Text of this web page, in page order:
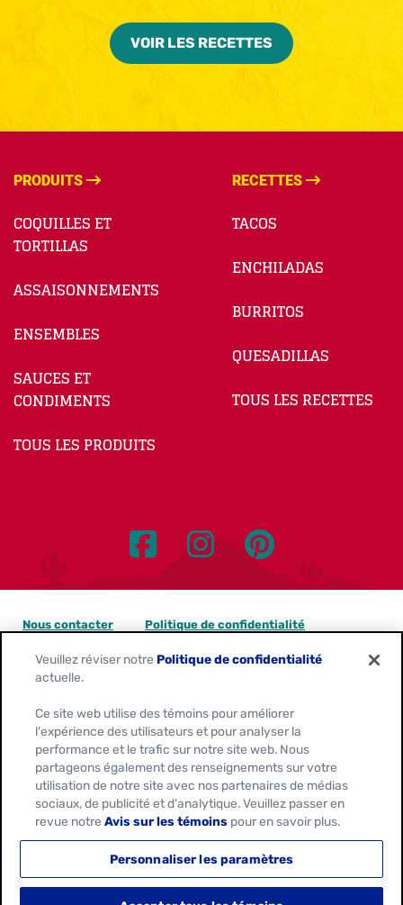
VOIR LES RECETTES
PRODUITS
COQUILLES ET
TORTILLAS
ASSAISONNEMENTS
ENSEMBLES
SAUCES ET
CONDIMENTS
TOUS LES PRODUITS
RECETTES
TACOS
ENCHILADAS
BURRITOS
QUESADILLAS
TOUS LES RECETTES
Location:
Canada
Français
Nous contacter Politique de confidentialité
Avis sur les témoins
Demandes de confidentialité des données
Conditions d'utilisation
Veuillez réviser notre Politique de confidentialité
actuelle.
Ce site web utilise des témoins pour améliorer
l'expérience des utilisateurs et pour analyser la
performance et le trafic sur notre site web. Nous
partageons également des renseignements sur votre
utilisation de notre site avec nos partenaires de médias
sociaux, de publicité et d'analytique. Veuillez passer en
revue notreAvis sur les témoins pour en savoir plus.
Personnaliser les paramètres